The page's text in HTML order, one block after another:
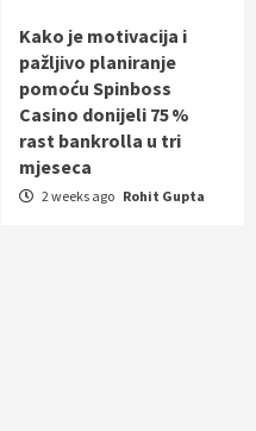
Kako je motivacija i
pažljivo planiranje
pomoću Spinboss
Casino donijeli 75 %
rast bankrolla u tri
mjeseca
2 weeks ago Rohit Gupta